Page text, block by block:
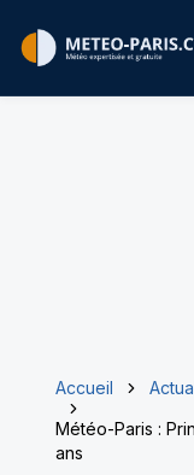
Accueil
Météo-Paris :
ans